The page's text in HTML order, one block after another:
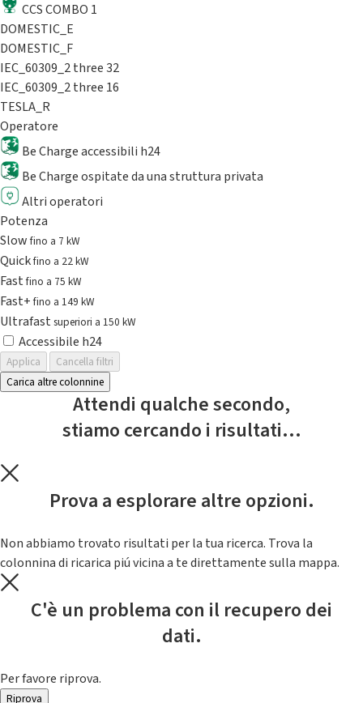
CCS COMBO 1
DOMESTIC_E
DOMESTIC_F
IEC_60309_2 three 32
IEC_60309_2 three 16
TESLA_R
Operatore
Be Charge accessibili h24
Be Charge ospitate da una struttura privata
Altri operatori
Potenza
Slowfino a 7 kW
Quickfino a 22 kW
Fastfino a 75 kW
Fast+fino a 149 kW
Ultrafast superiori a 150 kW
Accessibile h24
Applica
Cancella filtri
Carica altre colonnine
Attendi qualche secondo,
stiamo cercando i risultati...
Prova a esplorare altre opzioni.
Non abbiamo trovato risultati per la tua ricerca. Trova la
colonnina di ricarica piú vicina a te direttamente sulla mappa.
C'è un problema con il recupero dei
dati.
Per favore riprova.
Riprova